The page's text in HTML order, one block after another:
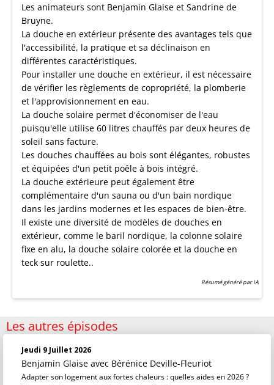
Les animateurs sont Benjamin Glaise et Sandrine de
Bruyne.
La douche en extérieur présente des avantages tels que
l'accessibilité, la pratique et sa déclinaison en
différentes caractéristiques.
Pour installer une douche en extérieur, il est nécessaire
de vérifier les règlements de copropriété, la plomberie
et l'approvisionnement en eau.
La douche solaire permet d'économiser de l'eau
puisqu'elle utilise 60 litres chauffés par deux heures de
soleil sans facture.
Les douches chauffées au bois sont élégantes, robustes
et équipées d'un petit poêle à bois intégré.
La douche extérieure peut également être
complémentaire d'un sauna ou d'un bain nordique
dans les jardins modernes et les espaces de bien-être.
Il existe une diversité de modèles de douches en
extérieur, comme le baril nordique, la colonne solaire
fixe en alu, la douche solaire colorée et la douche en
teck sur roulette..
Résumé généré par IA
Les autres épisodes
Jeudi 9 Juillet 2026
Benjamin Glaise avec Bérénice Deville-Fleuriot
Adapter son logement aux fortes chaleurs : quelles aides en 2026 ?